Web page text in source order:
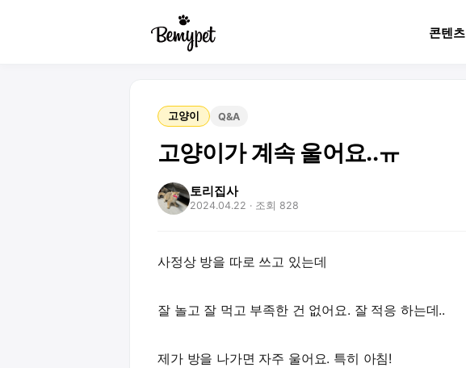
콘텐츠
고양이 Q&A
고양이가 계속 울어요..ㅠ
토리집사
2024.04.22 · 조회 828
사정상 방을 따로 쓰고 있는데
잘 놀고 잘 먹고 부족한 건 없어요. 잘 적응 하는데..
제가 방을 나가면 자주 울어요. 특히 아침!